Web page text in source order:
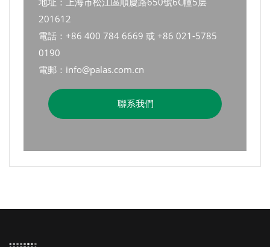
201612
電話：+86 400 784 6669 或 +86 021-5785
0190
電郵：info@palas.com.cn
聯系我們